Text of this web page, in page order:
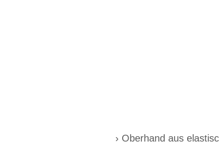
› Oberhand aus